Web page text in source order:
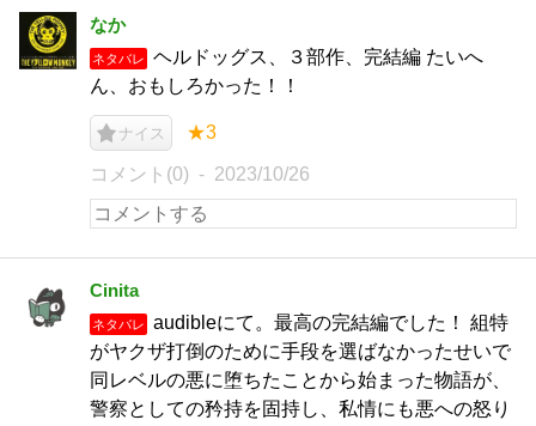
なか
ネタバレ
ヘルドッグス、３部作、完結編 たいへ
ん、おもしろかった！！
ナイス ★3
コメント(0) 2023/10/26
Cinita
ネタバレ
audibleにて。最高の完結編でした！ 組特
がヤクザ打倒のために手段を選ばなかったせいで
同レベルの悪に堕ちたことから始まった物語が、
警察としての矜持を固持し、私情にも悪への怒り